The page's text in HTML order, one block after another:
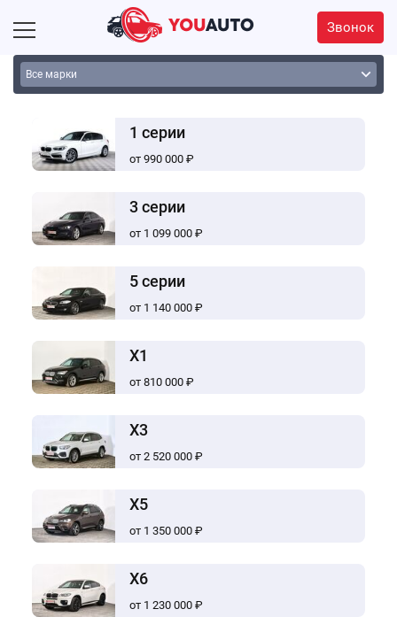
Звонок
1 серии
от 990 000 ₽
3 серии
от 1 099 000 ₽
5 серии
от 1 140 000 ₽
X1
от 810 000 ₽
X3
от 2 520 000 ₽
X5
от 1 350 000 ₽
X6
от 1 230 000 ₽